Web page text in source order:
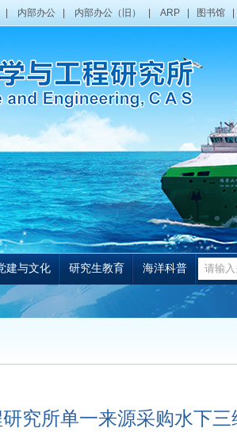
内部办公 内部办公（旧） ARP 图书馆
建与文化 研究生教育 海洋科普
究所单一来源采购水下三